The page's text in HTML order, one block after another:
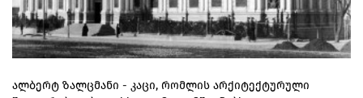
ალბერტ ზალცმანი - კაცი, რომლის არქიტექტურული